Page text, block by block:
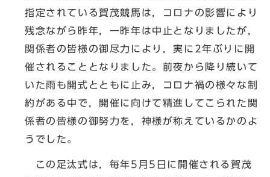
指定されている賀茂競馬は，コロナの影響により
残念ながら昨年，一昨年は中止となりましたが，
関係者の皆様の御尽力により，実に2年ぶりに開
催されることとなりました。前夜から降り続いて
いた雨も開式とともに止み，コロナ禍の様々な制
約がある中で，開催に向けて精進してこられた関
係者の皆様の御努力を，神様が称えているかのよ
うでした。
この足汰式は，毎年5月5日に開催される賀茂